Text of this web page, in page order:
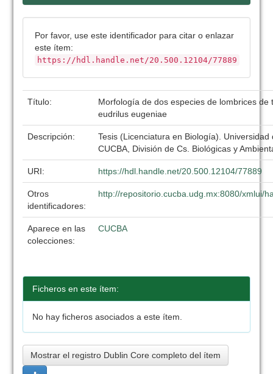
Por favor, use este identificador para citar o enlazar
este ítem:
https://hdl.handle.net/20.500.12104/77889
Título:
Morfología de dos especies de lombrices de
eudrilus eugeniae
Descripción:
Tesis (Licenciatura en Biología). Universidad
CUCBA, División de Cs. Biológicas y
URI: https://hdl.handle.net/20.500.12104/77889
Otros
identificadores:
http://repositorio.cucba.udg.mx:8080/xmlui/
Aparece en las
colecciones:
CUCBA
Ficheros en este ítem:
No hay ficheros asociados a este ítem.
Mostrar el registro Dublin Core completo del ítem